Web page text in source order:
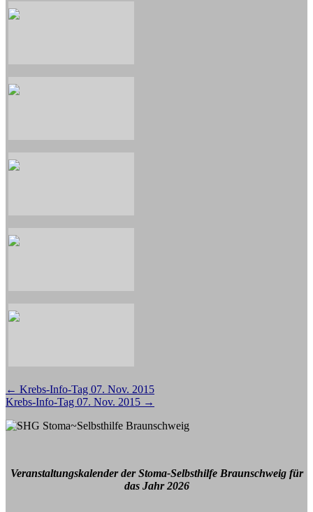
Beitragsnavigation
← Krebs-Info-Tag 07. Nov. 2015
Krebs-Info-Tag 07. Nov. 2015 →
Veranstaltungskalender der Stoma-Selbsthilfe Braunschweig für
das Jahr 2026